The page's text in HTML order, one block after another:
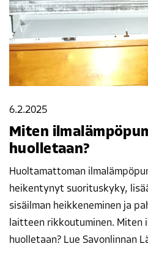
6.2.2025
Miten
huolletaan?
Huoltamattoman
heikentynyt suorituskyky,
sisäilman heikkeneminen ja
laitteen rikkoutuminen. Miten
huolletaan? Lue Savonlinnan